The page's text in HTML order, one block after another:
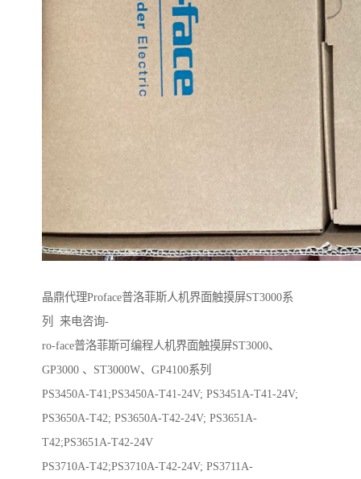
晶鼎代理Proface普洛菲斯人机界面触摸屏ST3000系
列 来电咨询-
ro-face普洛菲斯可编程人机界面触摸屏ST3000、
GP3000 、ST3000W、GP4100系列
PS3450A-T41;PS3450A-T41-24V; PS3451A-T41-24V;
PS3650A-T42; PS3650A-T42-24V; PS3651A-
T42;PS3651A-T42-24V
PS3710A-T42;PS3710A-T42-24V; PS3711A-